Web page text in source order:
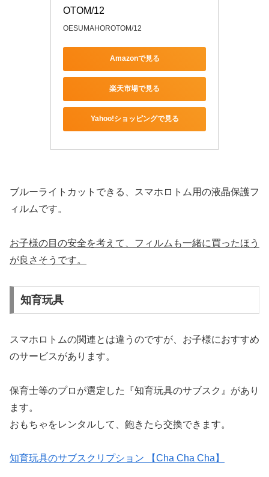
OTOM/12
OESUMAHOROTOM/12
Amazonで見る
楽天市場で見る
Yahoo!ショッピングで見る
ブルーライトカットできる、スマホロトム用の液晶保護フ
ィルムです。
お子様の目の安全を考えて、フィルムも一緒に買ったほう
が良さそうです。
知育玩具
スマホロトムの関連とは違うのですが、お子様におすすめ
のサービスがあります。
保育士等のプロが選定した『知育玩具のサブスク』があり
ます。
おもちゃをレンタルして、飽きたら交換できます。
知育玩具のサブスクリプション 【Cha Cha Cha】